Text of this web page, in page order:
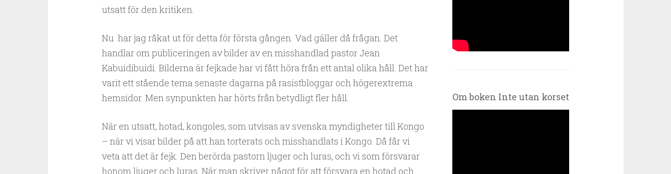
utsatt för den kritiken.
Nu har jag råkat ut för detta för första gången. Vad gäller då frågan. Det
handlar om publiceringen av bilder av en misshandlad pastor Jean
Kabuidibuidi. Bilderna är fejkade har vi fått höra från ett antal olika håll. Det har
varit ett stående tema senaste dagarna på rasistbloggar och högerextrema
hemsidor. Men synpunkten har hörts från betydligt fler håll.
När en utsatt, hotad, kongoles, som utvisas av svenska myndigheter till Kongo
– när vi visar bilder på att han torterats och misshandlats i Kongo. Då får vi
veta att det är fejk. Den berörda pastorn ljuger och luras, och vi som försvarar
honom ljuger och luras. När man skriver något för att försvara en hotad och
Om boken Inte utan korset